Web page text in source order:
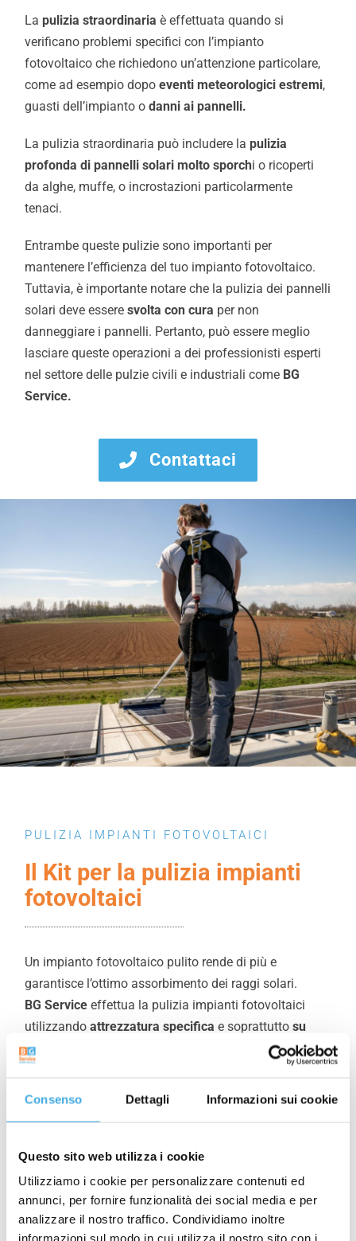
Consenso Dettagli Informazioni sui cookie
Questo sito web utilizza i cookie
Utilizziamo i cookie per personalizzare contenuti ed
annunci, per fornire funzionalità dei social media e per
analizzare il nostro traffico. Condividiamo inoltre
informazioni sul modo in cui utilizza il nostro sito con i
Lapulizia straordinariaè effettuata quando si
verificano problemi specifici con l’impianto
fotovoltaico che richiedono un’attenzione particolare,
come ad esempio dopoeventi meteorologici estremi,
guasti dell’impianto odanni ai pannelli.
La pulizia straordinaria può includere lapulizia
profonda di pannelli solari molto sporchi o ricoperti
da alghe, muffe, o incrostazioni particolarmente
tenaci.
Entrambe queste pulizie sono importanti per
mantenere l’efficienza del tuo impianto fotovoltaico.
Tuttavia, è importante notare che la pulizia dei pannelli
solari deve esseresvolta con cura per non
danneggiare i pannelli. Pertanto, può essere meglio
lasciare queste operazioni a dei professionisti esperti
nel settore delle pulzie civili e industriali come BG
Service.
Contattaci
PULIZIA IMPIANTI FOTOVOLTAICI
Il Kit per la pulizia impianti
fotovoltaici
Un impianto fotovoltaico pulito rende di più e
garantisce l’ottimo assorbimento dei raggi solari.
BG Service effettua la pulizia impianti fotovoltaici
utilizzandoattrezzatura specifica e soprattuttosu
misura
Il kit ideale prevede aste telescopiche leggerissime in
carbonio e modulabili, spazzole idriche e acqua!
Inoltre garantisce unlavoro assolutamente ecologico
Perché non utilizzare detersivi? Sarebbe scorretto dire
che qualsiasi detersivo o detergente rovinerebbe le
superfici vetrose. Sicuramente un prodotto non adatto